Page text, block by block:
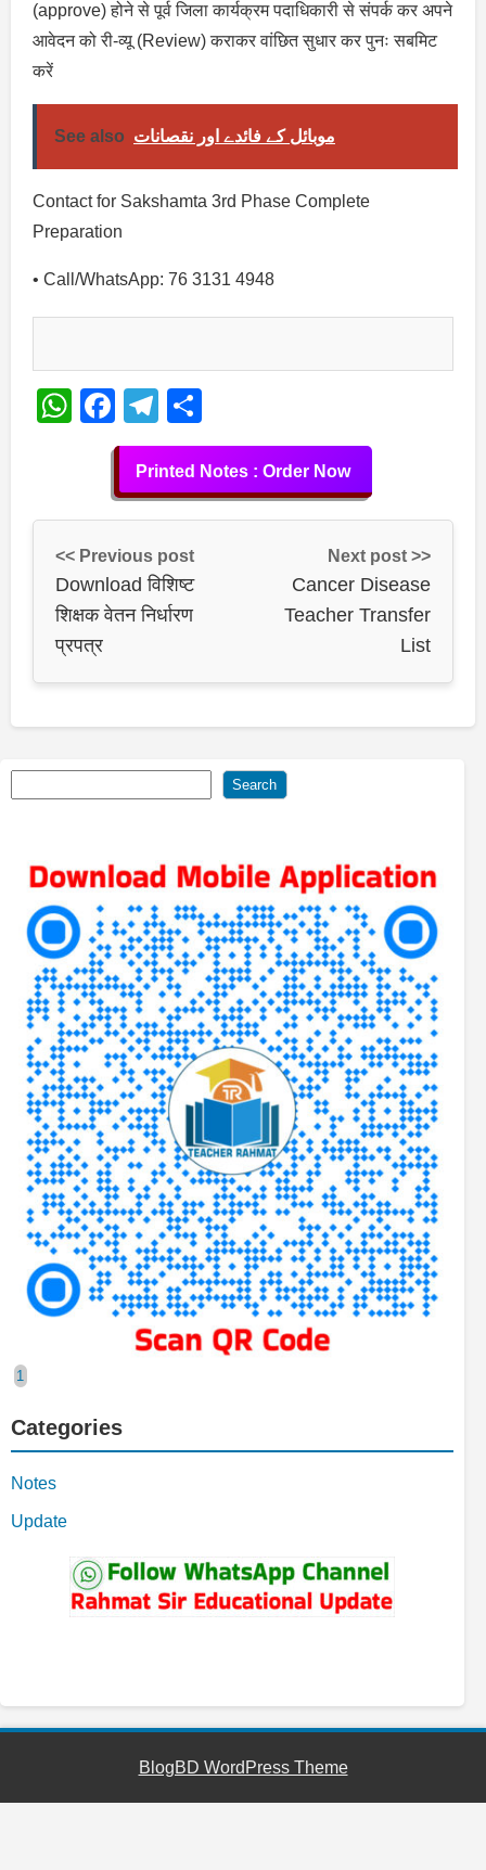
(approve) होने से पूर्व जिला कार्यक्रम पदाधिकारी से संपर्क कर अपने
आवेदन को री-व्यू (Review) कराकर वांछित सुधार कर पुनः सबमिट
करें
See also موبائل کے فائدے اور نقصانات
Contact for Sakshamta 3rd Phase Complete
Preparation
• Call/WhatsApp: 76 3131 4948
WhatsApp
Facebook
Telegram
Printed Notes : Order Now
<< Previous post
Download विशिष्ट
शिक्षक वेतन निर्धारण
प्रपत्र
Next post >>
Cancer Disease
Teacher Transfer
List
Search
Categories
Notes
Update
BlogBD WordPress Theme